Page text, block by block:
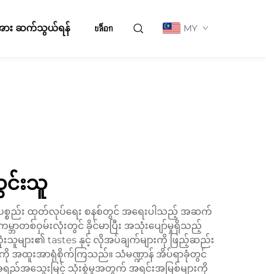
ား ဆက်သွယ်ရန် บล็อก MY
င်းသူ
စ္စည်း ထုတ်လုပ်ရေး စနစ်တွင် အရေးပါသည့် အဆက်
မ္ဘာတစ်ဝှမ်းလုံးတွင် ခိုင်မာပြီး အသုံးပျော်မှုရှိသည့်
များ၏ tastes နှင့် လိုအပ်ချက်များကို ဖြည့်ဆည်း
တို့ကို အထူးအာရုံစိုက်ကြသည်။ သံမဏ္ဍာန် အိပ်ရာခုံတွင်
ည်အသွေးမြင့် သုံးစွဲမှုအတွက် အရင်းအမြစ်များကို